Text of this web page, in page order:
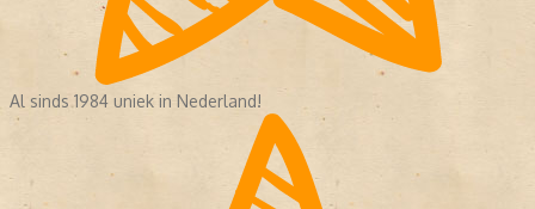
Al sinds 1984 uniek in Nederland!